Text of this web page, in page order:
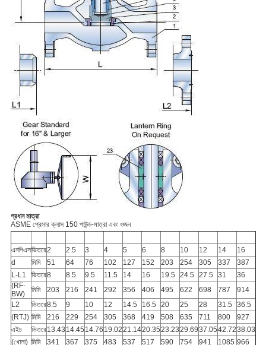
প্রধান মাত্রা
ASME প্রেসার ক্লাস 150 পাউন্ড-মাত্রা এবং ওজন
এনপিএসভিতরে2 2.5 3 4 5 6 8 10 12 14
16
d
মিমি 51 64 76 102 127 152 203 254 305 337
387
L-L1
ভিতরে8 8.5 9.5 11.5 14 16 19.5 24.5 27.5 31
36
(RF-
BW)
মিমি 203 216 241 292 356 406 495 622 698 787
914
L2
ভিতরে8.5 9 10 12 14.5 16.5 20 25 28 31.5
36.5
(RTJ) মিমি 216 229 254 305 368 419 508 635 711 800
927
এইচ
ভিতরে13.43 14.45 14.76 19.0221.1420.3523.2329.6937.0542.7238.03
(খোলা) মিমি 341 367 375 483 537 517 590 754 941 1085 966